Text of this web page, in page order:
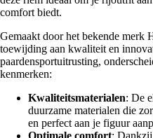
comfort biedt.
Gemaakt door het bekende merk
toewijding aan kwaliteit en
paardensportuitrusting,
kenmerken:
Kwaliteitsmaterialen: De
duurzame materialen die
en perfect aan je figuur